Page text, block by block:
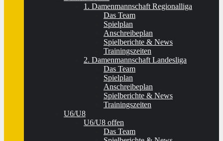
1. Damenmannschaft Regionalliga
Das Team
Spielplan
Anschreibeplan
Spielberichte & News
Trainingszeiten
2. Damenmannschaft Landesliga
Das Team
Spielplan
Anschreibeplan
Spielberichte & News
Trainingszeiten
U6/U8
U6/U8 offen
Das Team